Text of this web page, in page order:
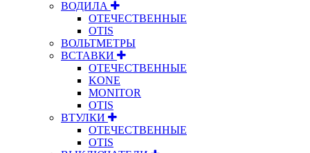
ВОДИЛА
ОТЕЧЕСТВЕННЫЕ
OTIS
ВОЛЬТМЕТРЫ
ВСТАВКИ
ОТЕЧЕСТВЕННЫЕ
KONE
MONITOR
OTIS
ВТУЛКИ
ОТЕЧЕСТВЕННЫЕ
OTIS